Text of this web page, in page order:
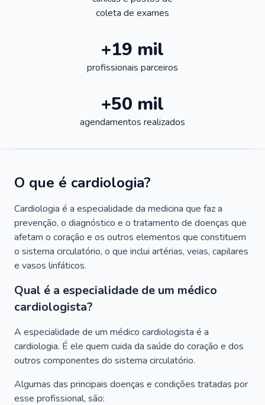
coleta de exames
+19 mil
profissionais parceiros
+50 mil
agendamentos realizados
O que é cardiologia?
Cardiologia é a especialidade da medicina que faz a
prevenção, o diagnóstico e o tratamento de doenças que
afetam o coração e os outros elementos que constituem
o sistema circulatório, o que inclui artérias, veias, capilares
e vasos linfáticos.
Qual é a especialidade de um médico
cardiologista?
A especialidade de um médico cardiologista é a
cardiologia. É ele quem cuida da saúde do coração e dos
outros componentes do sistema circulatório.
Algumas das principais doenças e condições tratadas por
esse profissional, são: